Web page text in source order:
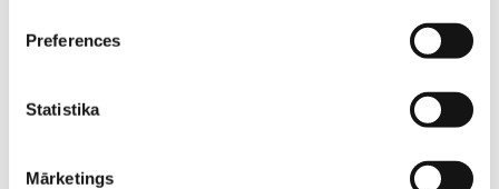
Preferences
Statistika
Mārketings